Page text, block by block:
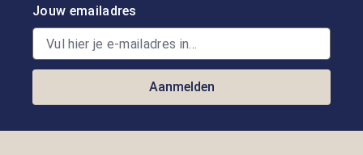
Jouw emailadres
Aanmelden